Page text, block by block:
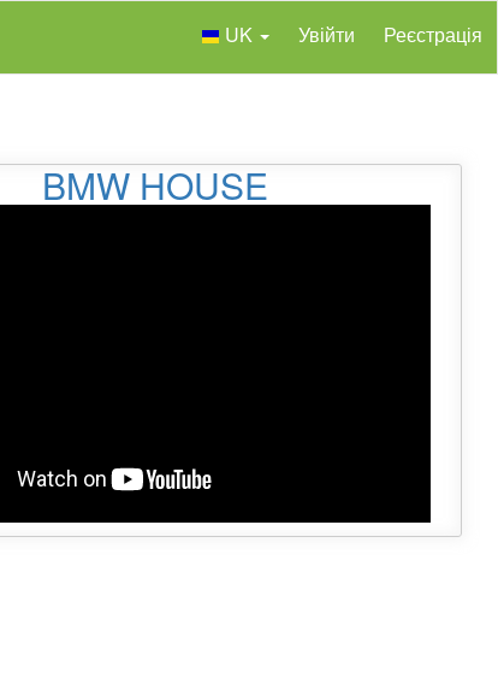
UK Увійти Реєстрація
BMW HOUSE